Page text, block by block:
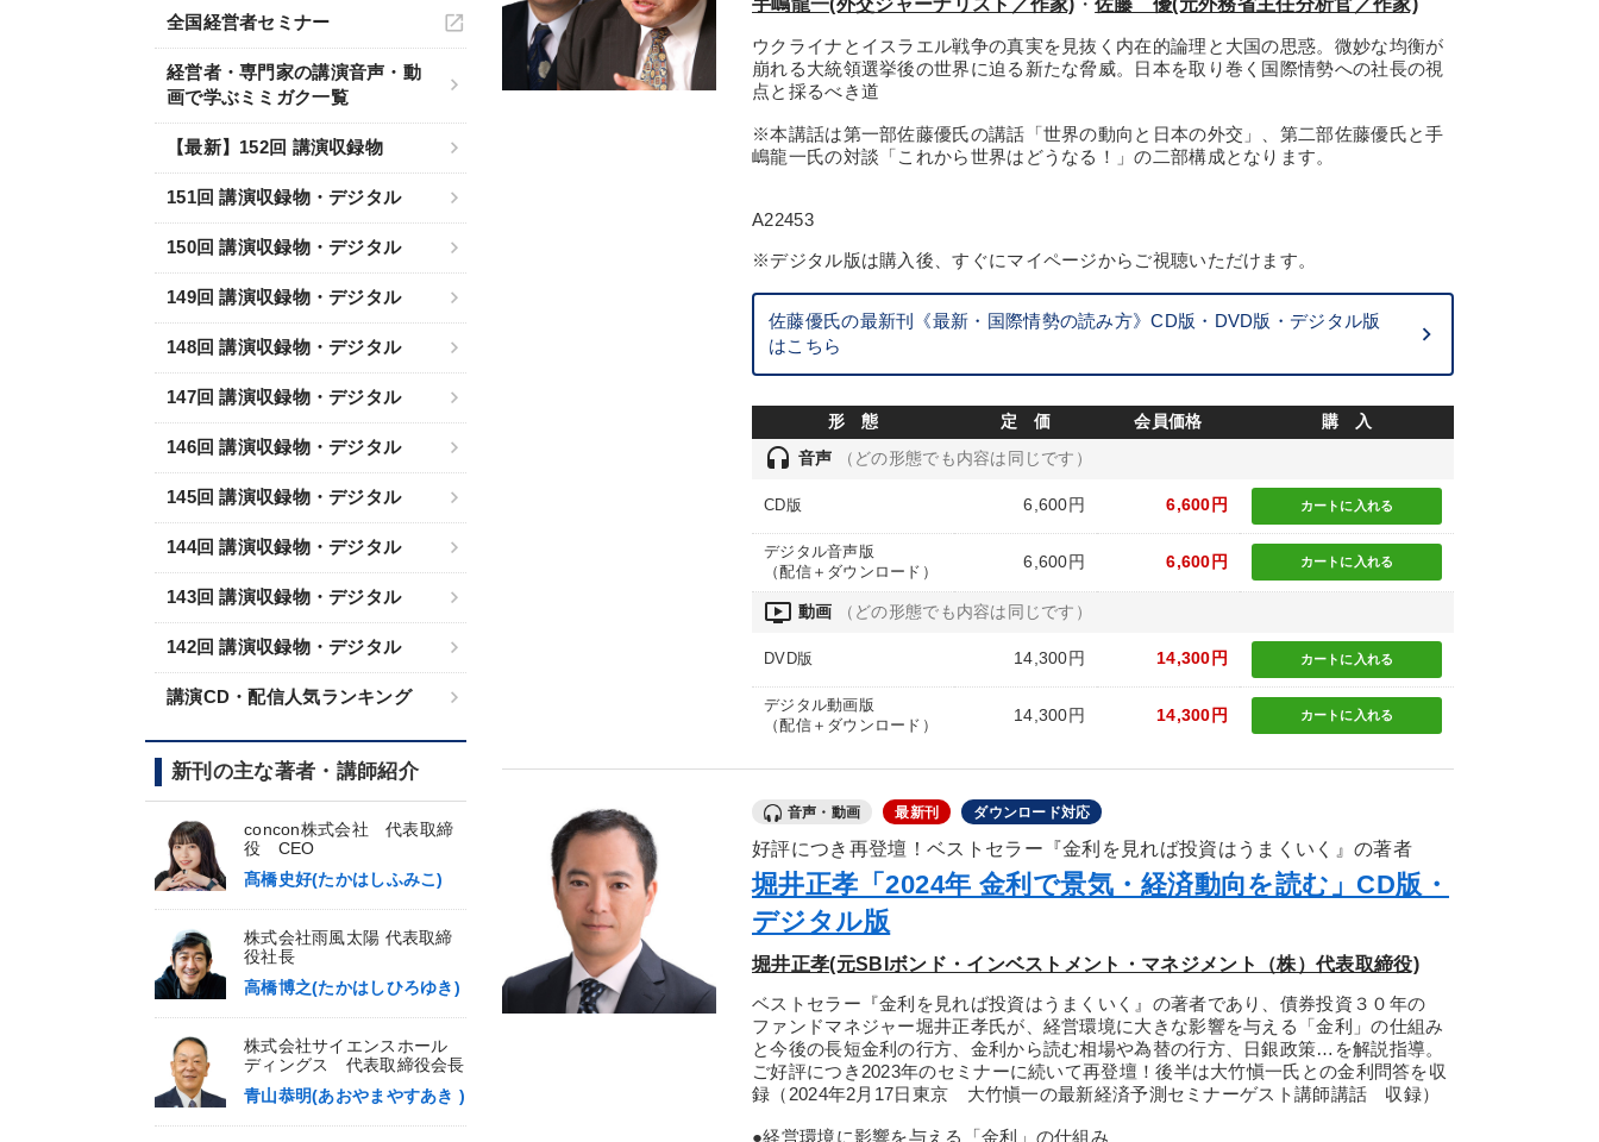
全国経営者セミナー
経営者・専門家の講演音声・動
画で学ぶミミガク一覧
【最新】152回 講演収録物
151回 講演収録物・デジタル
150回 講演収録物・デジタル
149回 講演収録物・デジタル
148回 講演収録物・デジタル
147回 講演収録物・デジタル
146回 講演収録物・デジタル
145回 講演収録物・デジタル
144回 講演収録物・デジタル
143回 講演収録物・デジタル
142回 講演収録物・デジタル
講演CD・配信人気ランキング
新刊の主な著者・講師紹介
concon株式会社 代表取締
役 CEO
髙橋史好(たかはしふみこ)
株式会社雨風太陽 代表取締
役社長
高橋博之(たかはしひろゆき)
株式会社サイエンスホール
ディングス 代表取締役会長
青山恭明(あおやまやすあき )
ウクライナとイスラエル戦争の真実を見抜く内在的論理と大国の思惑。微妙な均衡が
崩れる大統領選挙後の世界に迫る新たな脅威。日本を取り巻く国際情勢への社長の視
点と採るべき道
※本講話は第一部佐藤優氏の講話「世界の動向と日本の外交」、第二部佐藤優氏と手
嶋龍一氏の対談「これから世界はどうなる！」の二部構成となります。
A22453
※デジタル版は購入後、すぐにマイページからご視聴いただけます。
佐藤優氏の最新刊《最新・国際情勢の読み方》CD版・DVD版・デジタル版
はこちら
形 態 定 価 会員価格 購 入
headset 音声 （どの形態でも内容は同じです）
CD版 6,600円 6,600円 カートに 入れる
デジタル音声版
（配信＋ダウンロード）
6,600円 6,600円 カートに 入れる
ondemand_video 動画 （どの形態でも内容は同じです）
DVD版 14,300円 14,300円 カートに 入れる
デジタル動画版
（配信＋ダウンロード）
14,300円 14,300円 カートに 入れる
音声・動画 最新刊 ダウンロード対応
好評につき再登壇！ベストセラー『金利を見れば投資はうまくいく』の著者
堀井正孝「2024年 金利で景気・経済動向を読む」CD版・
デジタル版
堀井正孝(元SBIボンド・インベストメント・マネジメント（株）代表取締役)
ベストセラー『金利を見れば投資はうまくいく』の著者であり、債券投資３０年の
ファンドマネジャー堀井正孝氏が、経営環境に大きな影響を与える「金利」の仕組み
と今後の長短金利の行方、金利から読む相場や為替の行方、日銀政策…を解説指導。
ご好評につき2023年のセミナーに続いて再登壇！後半は大竹愼一氏との金利問答を収
録（2024年2月17日東京 大竹愼一の最新経済予測セミナーゲスト講師講話 収録）
●経営環境に影響を与える「金利」の仕組み